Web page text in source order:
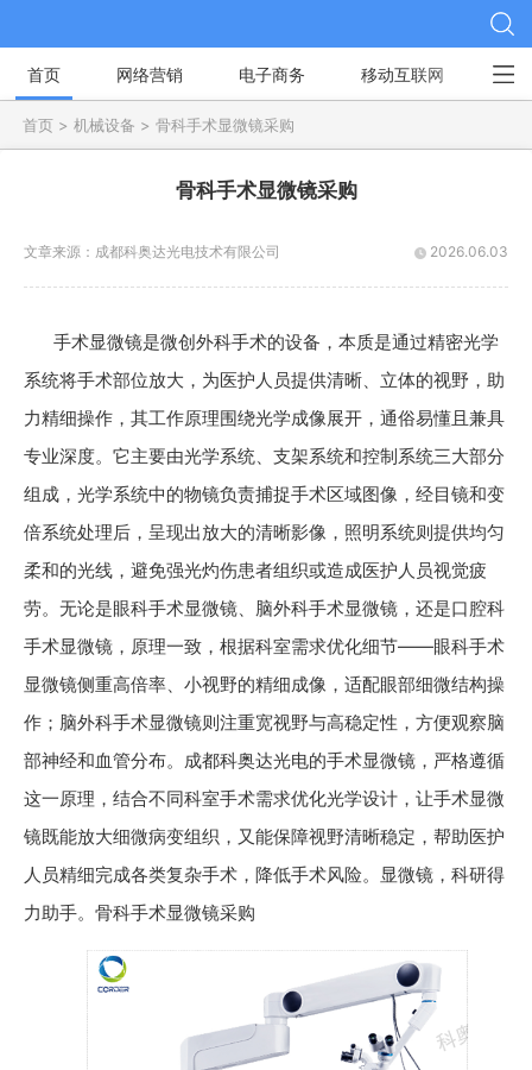
首页 网络营销 电子商务 移动互联网 社
首页 > 机械设备 > 骨科手术显微镜采购
骨科手术显微镜采购
2026.06.03
文章来源： 成都科奥达光电技术有限公司
手术显微镜是微创外科手术的设备，本质是通过精密光学
系统将手术部位放大，为医护人员提供清晰、立体的视野，助
力精细操作，其工作原理围绕光学成像展开，通俗易懂且兼具
专业深度。它主要由光学系统、支架系统和控制系统三大部分
组成，光学系统中的物镜负责捕捉手术区域图像，经目镜和变
倍系统处理后，呈现出放大的清晰影像，照明系统则提供均匀
柔和的光线，避免强光灼伤患者组织或造成医护人员视觉疲
劳。无论是眼科手术显微镜、脑外科手术显微镜，还是口腔科
手术显微镜，原理一致，根据科室需求优化细节——眼科手术
显微镜侧重高倍率、小视野的精细成像，适配眼部细微结构操
作；脑外科手术显微镜则注重宽视野与高稳定性，方便观察脑
部神经和血管分布。成都科奥达光电的手术显微镜，严格遵循
这一原理，结合不同科室手术需求优化光学设计，让手术显微
镜既能放大细微病变组织，又能保障视野清晰稳定，帮助医护
人员精细完成各类复杂手术，降低手术风险。显微镜，科研得
力助手。骨科手术显微镜采购